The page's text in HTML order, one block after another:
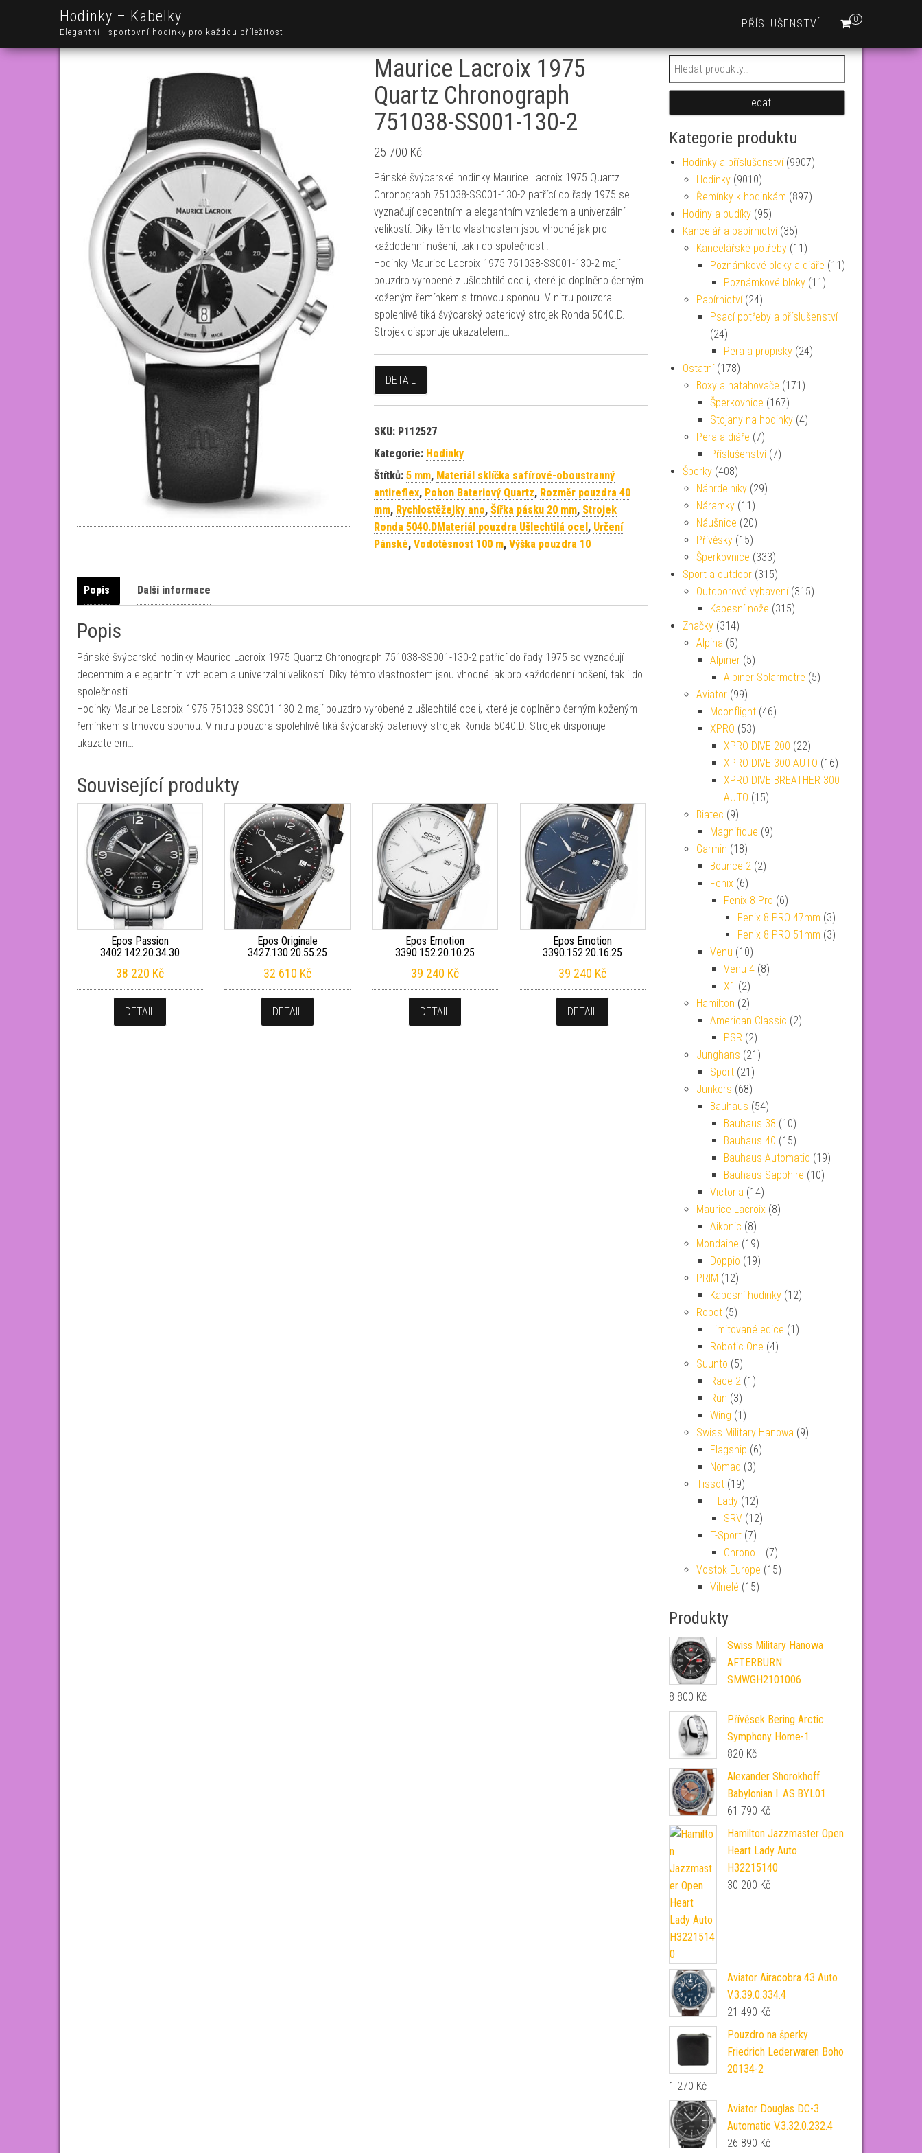
Hodinky – Kabelky
Elegantní i sportovní hodinky pro každou příležitost
0
PŘÍSLUŠENSTVÍ
Maurice Lacroix 1975
Quartz Chronograph
751038-SS001-130-2
25 700 Kč
Pánské švýcarské hodinky Maurice Lacroix 1975 Quartz
Chronograph 751038-SS001-130-2 patřící do řady 1975 se
vyznačují decentním a elegantním vzhledem a univerzální
velikostí. Díky těmto vlastnostem jsou vhodné jak pro
každodenní nošení, tak i do společnosti.
Hodinky Maurice Lacroix 1975 751038-SS001-130-2 mají
pouzdro vyrobené z ušlechtilé oceli, které je doplněno černým
koženým řemínkem s trnovou sponou. V nitru pouzdra
spolehlivě tiká švýcarský bateriový strojek Ronda 5040.D.
Strojek disponuje ukazatelem…
DETAIL
SKU: P112527
Kategorie: Hodinky
Štítků: 5 mm, Materiál sklíčka safírové-oboustranný
antireflex, Pohon Bateriový Quartz, Rozměr pouzdra 40
mm, Rychlostěžejky ano, Šířka pásku 20 mm, Strojek
Ronda 5040.DMateriál pouzdra Ušlechtilá ocel, Určení
Pánské, Vodotěsnost 100 m, Výška pouzdra 10
Popis Další informace
Popis
Pánské švýcarské hodinky Maurice Lacroix 1975 Quartz Chronograph 751038-SS001-130-2 patřící do řady 1975 se vyznačují
decentním a elegantním vzhledem a univerzální velikostí. Díky těmto vlastnostem jsou vhodné jak pro každodenní nošení, tak i do
společnosti.
Hodinky Maurice Lacroix 1975 751038-SS001-130-2 mají pouzdro vyrobené z ušlechtilé oceli, které je doplněno černým koženým
řemínkem s trnovou sponou. V nitru pouzdra spolehlivě tiká švýcarský bateriový strojek Ronda 5040.D. Strojek disponuje
ukazatelem…
Související produkty
Epos Passion
3402.142.20.34.30
38 220 Kč
DETAIL
Epos Originale
3427.130.20.55.25
32 610 Kč
DETAIL
Epos Emotion
3390.152.20.10.25
39 240 Kč
DETAIL
Epos Emotion
3390.152.20.16.25
39 240 Kč
DETAIL
Hledat:
Hledat
Kategorie produktu
Hodinky a příslušenství (9907)
Hodinky (9010)
Řemínky k hodinkám (897)
Hodiny a budíky (95)
Kancelář a papírnictví (35)
Kancelářské potřeby (11)
Poznámkové bloky a diáře (11)
Poznámkové bloky (11)
Papírnictví (24)
Psací potřeby a příslušenství
(24)
Pera a propisky (24)
Ostatní (178)
Boxy a natahovače (171)
Šperkovnice (167)
Stojany na hodinky (4)
Pera a diáře (7)
Příslušenství (7)
Šperky (408)
Náhrdelníky (29)
Náramky (11)
Náušnice (20)
Přívěsky (15)
Šperkovnice (333)
Sport a outdoor (315)
Outdoorové vybavení (315)
Kapesní nože (315)
Značky (314)
Alpina (5)
Alpiner (5)
Alpiner Solarmetre (5)
Aviator (99)
Moonflight (46)
XPRO (53)
XPRO DIVE 200 (22)
XPRO DIVE 300 AUTO (16)
XPRO DIVE BREATHER 300
AUTO (15)
Biatec (9)
Magnifique (9)
Garmin (18)
Bounce 2 (2)
Fenix (6)
Fenix 8 Pro (6)
Fenix 8 PRO 47mm (3)
Fenix 8 PRO 51mm (3)
Venu (10)
Venu 4 (8)
X1 (2)
Hamilton (2)
American Classic (2)
PSR (2)
Junghans (21)
Sport (21)
Junkers (68)
Bauhaus (54)
Bauhaus 38 (10)
Bauhaus 40 (15)
Bauhaus Automatic (19)
Bauhaus Sapphire (10)
Victoria (14)
Maurice Lacroix (8)
Aikonic (8)
Mondaine (19)
Doppio (19)
PRIM (12)
Kapesní hodinky (12)
Robot (5)
Limitované edice (1)
Robotic One (4)
Suunto (5)
Race 2 (1)
Run (3)
Wing (1)
Swiss Military Hanowa (9)
Flagship (6)
Nomad (3)
Tissot (19)
T-Lady (12)
SRV (12)
T-Sport (7)
Chrono L (7)
Vostok Europe (15)
Vilnelé (15)
Produkty
Swiss Military Hanowa
AFTERBURN
SMWGH2101006
8 800 Kč
Přívěsek Bering Arctic
Symphony Home-1
820 Kč
Alexander Shorokhoff
Babylonian I. AS.BYL01
61 790 Kč
Hamilton Jazzmaster Open
Heart Lady Auto
H32215140
30 200 Kč
Aviator Airacobra 43 Auto
V.3.39.0.334.4
21 490 Kč
Pouzdro na šperky
Friedrich Lederwaren Boho
20134-2
1 270 Kč
Aviator Douglas DC-3
Automatic V.3.32.0.232.4
26 890 Kč